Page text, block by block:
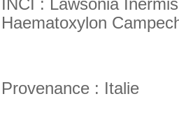
INCI : Lawsonia
Haematoxylon
Provenance : Italie